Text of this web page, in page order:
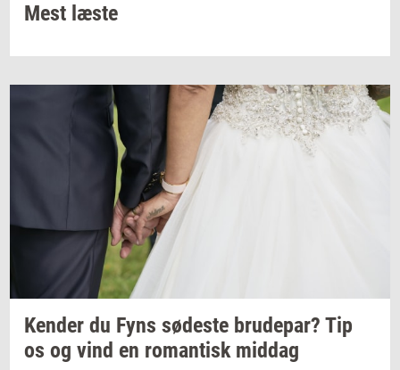
Mest læste
Ken­der du Fyns sø­de­ste bru­de­par? Tip
os og vind en ro­man­tisk mid­dag